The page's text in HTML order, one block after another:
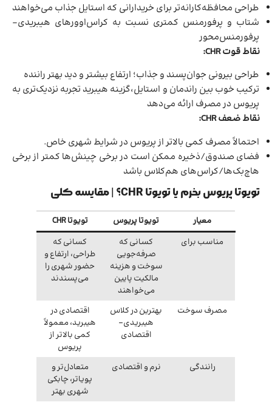
طراحی محافظه‌کارانه‌تر برای خریدارانی که استایل جذاب می‌خواهند
شتاب و پرفورمنس کمتری نسبت به کراس‌اوورهای هیبریدی-
پرفورمنس‌محور
نقاط قوت CHR:
طراحی بیرونی جوان‌پسند و جذاب؛ ارتفاع بیشتر و دید بهتر راننده
ترکیب خوب بین راندمان و استایل،گزینه هیبرید تجربه نزدیک‌تری به
پریوس در مصرف ارائه می‌دهد
نقاط ضعف CHR:
احتمالاً مصرف کمی بالاتر از پریوس در شرایط شهری خاص.
فضای صندوق/ذخیره ممکن است در برخی چینش‌ها کمتر از برخی
هاچ‌بک‌ها/کراس‌های هم‌کلاس باشد
تویوتا پریوس بخرم یا تویوتا CHR؟ | مقایسه کلی
معیار تویوتا پریوس
تویوتا CHR
مناسب برای
کسانی که
صرفه‌جویی
سوخت و هزینه
مالکیت پایین
می‌خواهند
کسانی که
طراحی، ارتفاع و
حضور شهری را
می‌پسندند
مصرف سوخت
بهترین در کلاس
هیبریدی‌-
اقتصادی
اقتصادی در
هیبرید، معمولاً
کمی بالاتر از
پریوس
رانندگی
نرم و اقتصادی
متعادل‌تر و
پویاتر، چابکی
شهری بهتر